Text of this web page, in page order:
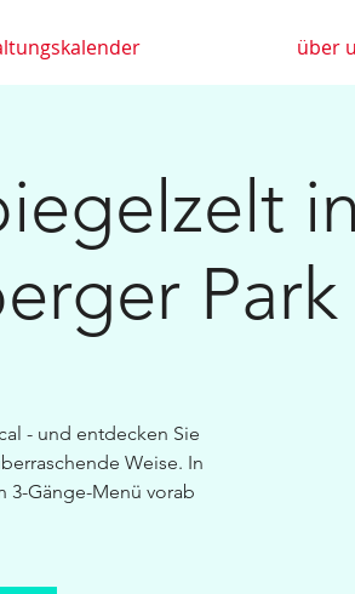
über
in
Park
- und entdecken Sie
Weise.​ In
3-Gänge-Menü vorab